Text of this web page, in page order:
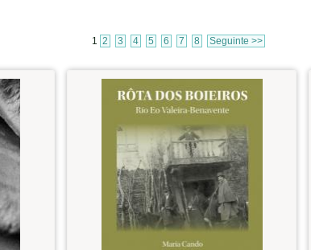
1 2 3 4 5 6 7 8 Seguinte >>